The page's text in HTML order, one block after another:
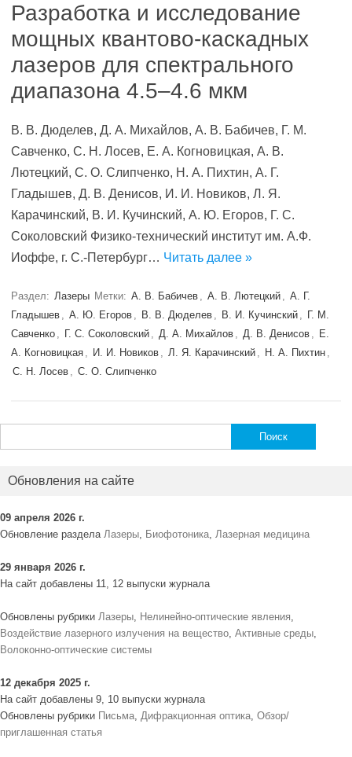
Разработка и исследование
мощных квантово-каскадных
лазеров для спектрального
диапазона 4.5–4.6 мкм
В. В. Дюделев, Д. А. Михайлов, А. В. Бабичев, Г. М.
Савченко, С. Н. Лосев, Е. А. Когновицкая, А. В.
Лютецкий, С. О. Слипченко, Н. А. Пихтин, А. Г.
Гладышев, Д. В. Денисов, И. И. Новиков, Л. Я.
Карачинский, В. И. Кучинский, А. Ю. Егоров, Г. С.
Соколовский Физико-технический институт им. А.Ф.
Иоффе, г. С.-Петербург… Читать далее »
Раздел: Лазеры Метки: А. В. Бабичев , А. В. Лютецкий , А. Г.
Гладышев , А. Ю. Егоров , В. В. Дюделев , В. И. Кучинский , Г. М.
Савченко , Г. С. Соколовский , Д. А. Михайлов , Д. В. Денисов , Е.
А. Когновицкая , И. И. Новиков , Л. Я. Карачинский , Н. А. Пихтин ,
С. Н. Лосев , С. О. Слипченко
Обновления на сайте
09 апреля 2026 г.
Обновление раздела Лазеры, Биофотоника, Лазерная медицина
29 января 2026 г.
На сайт добавлены 11, 12 выпуски журнала
Обновлены рубрики Лазеры, Нелинейно-оптические явления,
Воздействие лазерного излучения на вещество, Активные среды,
Волоконно-оптические системы
12 декабря 2025 г.
На сайт добавлены 9, 10 выпуски журнала
Обновлены рубрики Письма, Дифракционная оптика, Обзор/
приглашенная статья